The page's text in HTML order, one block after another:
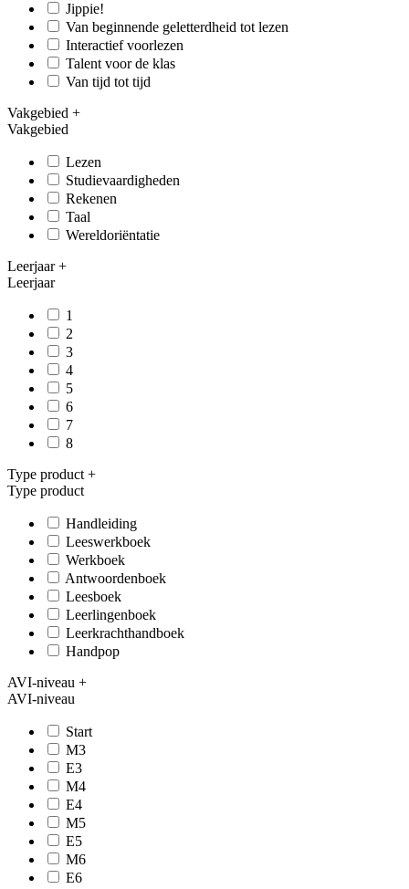
Jippie!
Van beginnende geletterdheid tot lezen
Interactief voorlezen
Talent voor de klas
Van tijd tot tijd
Vakgebied +
Vakgebied
Lezen
Studievaardigheden
Rekenen
Taal
Wereldoriëntatie
Leerjaar+
Leerjaar
1
2
3
4
5
6
7
8
Type product +
Type product
Handleiding
Leeswerkboek
Werkboek
Antwoordenboek
Leesboek
Leerlingenboek
Leerkrachthandboek
Handpop
AVI-niveau +
AVI-niveau
Start
M3
E3
M4
E4
M5
E5
M6
E6